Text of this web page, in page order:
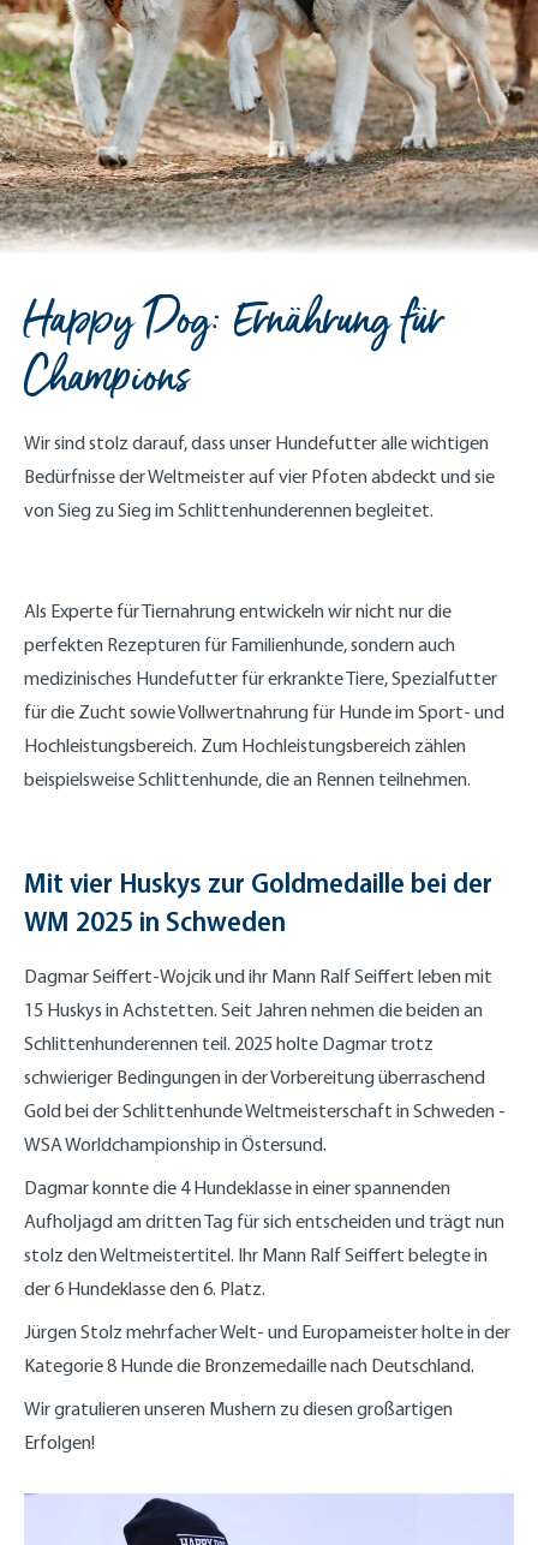
Happy Dog: Ernährung für
Champions
Wir sind stolz darauf, dass unser Hundefutter alle wichtigen
Bedürfnisse der Weltmeister auf vier Pfoten abdeckt und sie
von Sieg zu Sieg im Schlittenhunderennen begleitet.
Als Experte für Tiernahrung entwickeln wir nicht nur die
perfekten Rezepturen für Familienhunde, sondern auch
medizinisches Hundefutter für erkrankte Tiere, Spezialfutter
für die Zucht sowie Vollwertnahrung für Hunde im Sport- und
Hochleistungsbereich. Zum Hochleistungsbereich zählen
beispielsweise Schlittenhunde, die an Rennen teilnehmen.
Mit vier Huskys zur Goldmedaille bei der
WM 2025 in Schweden
Dagmar Seiffert-Wojcik und ihr Mann Ralf Seiffert leben mit
15 Huskys in Achstetten. Seit Jahren nehmen die beiden an
Schlittenhunderennen teil. 2025 holte Dagmar trotz
schwieriger Bedingungen in der Vorbereitung überraschend
Gold bei derSchlittenhunde Weltmeisterschaft in Schweden -
WSA Worldchampionship in Östersund.
Dagmar konnte die 4 Hundeklasse in einer spannenden
Aufholjagd am dritten Tag für sich entscheiden und trägt nun
stolz den Weltmeistertitel. Ihr Mann Ralf Seiffert belegte in
der 6 Hundeklasse den 6. Platz.
Jürgen Stolz mehrfacher Welt- und Europameister holte in der
Kategorie 8 Hunde die Bronzemedaille nach Deutschland.
Wir gratulieren unseren Mushern zu diesen großartigen
Erfolgen!